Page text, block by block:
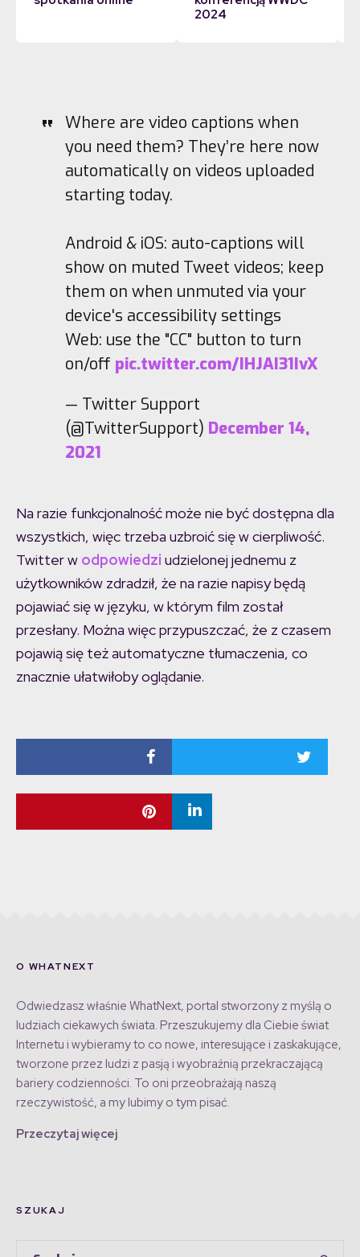
2024
Where are video captions when
you need them? They’re here now
automatically on videos uploaded
starting today.
Android & iOS: auto-captions will
show on muted Tweet videos; keep
them on when unmuted via your
device's accessibility settings
Web: use the "CC" button to turn
on/off pic.twitter.com/IHJAI31IvX
— Twitter Support
(@TwitterSupport) December 14,
2021
Na razie funkcjonalność może nie być dostępna dla
wszystkich, więc trzeba uzbroić się w cierpliwość.
Twitter w odpowiedzi udzielonej jednemu z
użytkowników zdradził, że na razie napisy będą
pojawiać się w języku, w którym film został
przesłany. Można więc przypuszczać, że z czasem
pojawią się też automatyczne tłumaczenia, co
znacznie ułatwiłoby oglądanie.
O WHATNEXT
Odwiedzasz właśnie WhatNext, portal stworzony z myślą o
ludziach ciekawych świata. Przeszukujemy dla Ciebie świat
Internetu i wybieramy to co nowe, interesujące i zaskakujące,
tworzone przez ludzi z pasją i wyobraźnią przekraczającą
bariery codzienności. To oni przeobrażają naszą
rzeczywistość, a my lubimy o tym pisać.
Przeczytaj więcej
SZUKAJ